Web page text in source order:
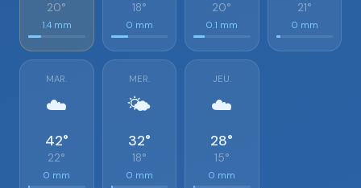
20°
1.4 mm
18°
0 mm
20°
0.1 mm
21°
0 mm
MAR.
☁️
42°
22°
0 mm
MER.
🌤️
32°
18°
0 mm
JEU.
☁️
28°
15°
0 mm